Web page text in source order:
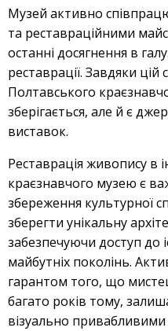
Музей активно
та реставраційними
останні досягнення в
реставрації. Завдяки цій
Полтавського
зберігається, але й є
виставок.
Реставрація живопису в
краєзнавчого музею є
збереження культурної
зберегти унікальну
забезпечуючи доступ до
майбутніх поколінь.
гарантом того, що
багато років тому,
візуально привабливими